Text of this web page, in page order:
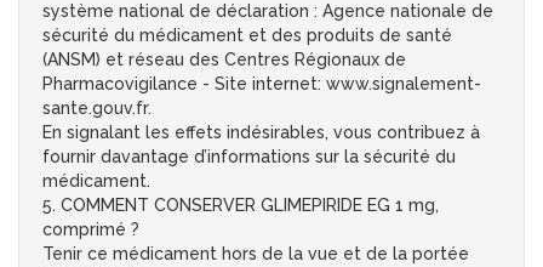
système national de déclaration : Agence nationale de
sécurité du médicament et des produits de santé
(ANSM) et réseau des Centres Régionaux de
Pharmacovigilance - Site internet: www.signalement-
sante.gouv.fr.
En signalant les effets indésirables, vous contribuez à
fournir davantage d’informations sur la sécurité du
médicament.
5. COMMENT CONSERVER GLIMEPIRIDE EG 1 mg,
comprimé ?
Tenir ce médicament hors de la vue et de la portée